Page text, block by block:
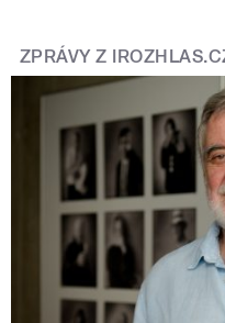
ZPRÁVY Z